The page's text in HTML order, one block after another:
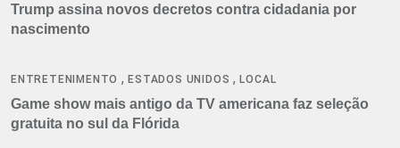
Trump assina novos decretos contra cidadania por
nascimento
ENTRETENIMENTO ,ESTADOS UNIDOS ,LOCAL
Game show mais antigo da TV americana faz seleção
gratuita no sul da Flórida